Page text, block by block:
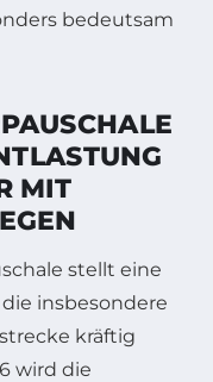
bedeutsam
MIT
stellt eine
insbesondere
kräftig
wird die